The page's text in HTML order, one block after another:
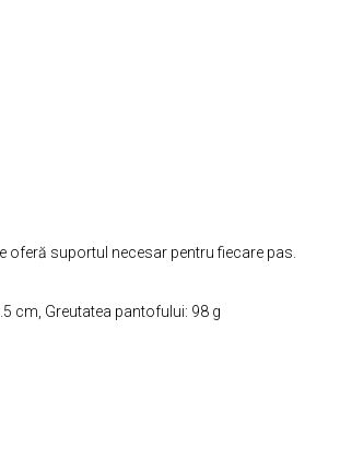
suportul necesar pentru fiecare pas.
cm, Greutatea pantofului: 98 g